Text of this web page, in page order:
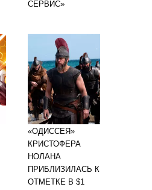
СЕРВИС»
«ОДИССЕЯ»
КРИСТОФЕРА
НОЛАНА
ПРИБЛИЗИЛАСЬ К
ОТМЕТКЕ В $1